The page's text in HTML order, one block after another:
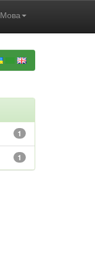
Мова
1
1